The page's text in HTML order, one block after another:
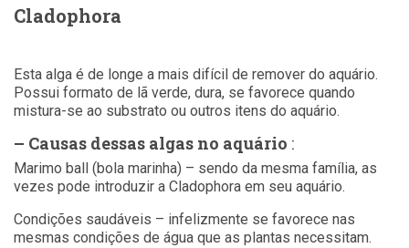
Cladophora
Esta alga é de longe a mais difícil de remover do aquário.
Possui formato de lã verde, dura, se favorece quando
mistura-se ao substrato ou outros itens do aquário.
– Causas dessas algas no aquário :
Marimo ball (bola marinha) – sendo da mesma família, as
vezes pode introduzir a Cladophora em seu aquário.
Condições saudáveis – infelizmente se favorece nas
mesmas condições de água que as plantas necessitam.